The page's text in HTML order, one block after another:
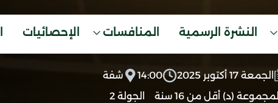
النشرة الرسمية المنافسات الإحصائيات
الجمعة 17 أكتوبر 2025 14:00
شفة
المجموعة (د) أقل من 16 سنة
الجولة 2